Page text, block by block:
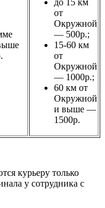
от
Окружной
— 500р.;
15-60 км
от
Окружной
— 1000р.;
60 км от
Окружной
и выше —
1500р.
курьеру только
у сотрудника с